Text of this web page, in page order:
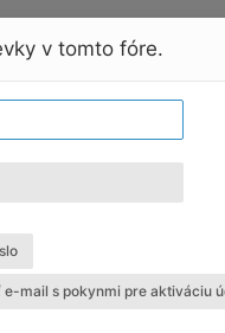
v tomto fóre.
e-mail s pokynmi pre aktiváciu